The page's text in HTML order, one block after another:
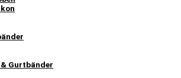
Gurtbänder